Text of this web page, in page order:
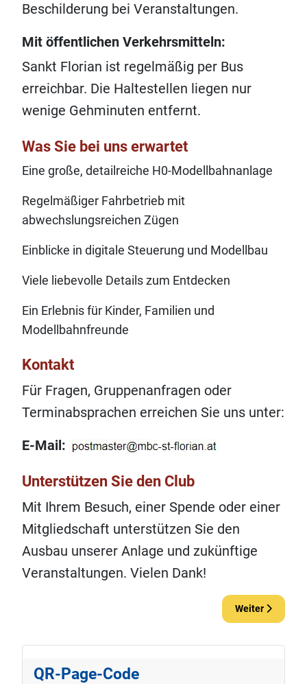
Beschilderung bei Veranstaltungen.
Mit öffentlichen Verkehrsmitteln:
Sankt Florian ist regelmäßig per Bus
erreichbar. Die Haltestellen liegen nur
wenige Gehminuten entfernt.
Was Sie bei uns erwartet
Eine große, detailreiche H0‑Modellbahnanlage
Regelmäßiger Fahrbetrieb mit
abwechslungsreichen Zügen
Einblicke in digitale Steuerung und Modellbau
Viele liebevolle Details zum Entdecken
Ein Erlebnis für Kinder, Familien und
Modellbahnfreunde
Kontakt
Für Fragen, Gruppenanfragen oder
Terminabsprachen erreichen Sie uns unter:
E‑Mail:
Unterstützen Sie den Club
Mit Ihrem Besuch, einer Spende oder einer
Mitgliedschaft unterstützen Sie den
Ausbau unserer Anlage und zukünftige
Veranstaltungen. Vielen Dank!
Nächster
Weiter
QR-Page-Code